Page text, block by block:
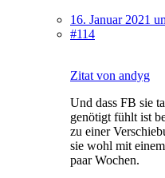
16. Januar 2021
#114
Zitat von andyg
Und dass FB sie
genötigt fühlt ist
zu einer
sie wohl mit
paar Wochen.